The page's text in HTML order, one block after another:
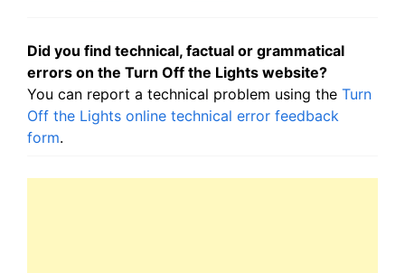
Did you find technical, factual or grammatical
errors on the Turn Off the Lights website?
You can report a technical problem using the Turn
Off the Lights online technical error feedback
form.